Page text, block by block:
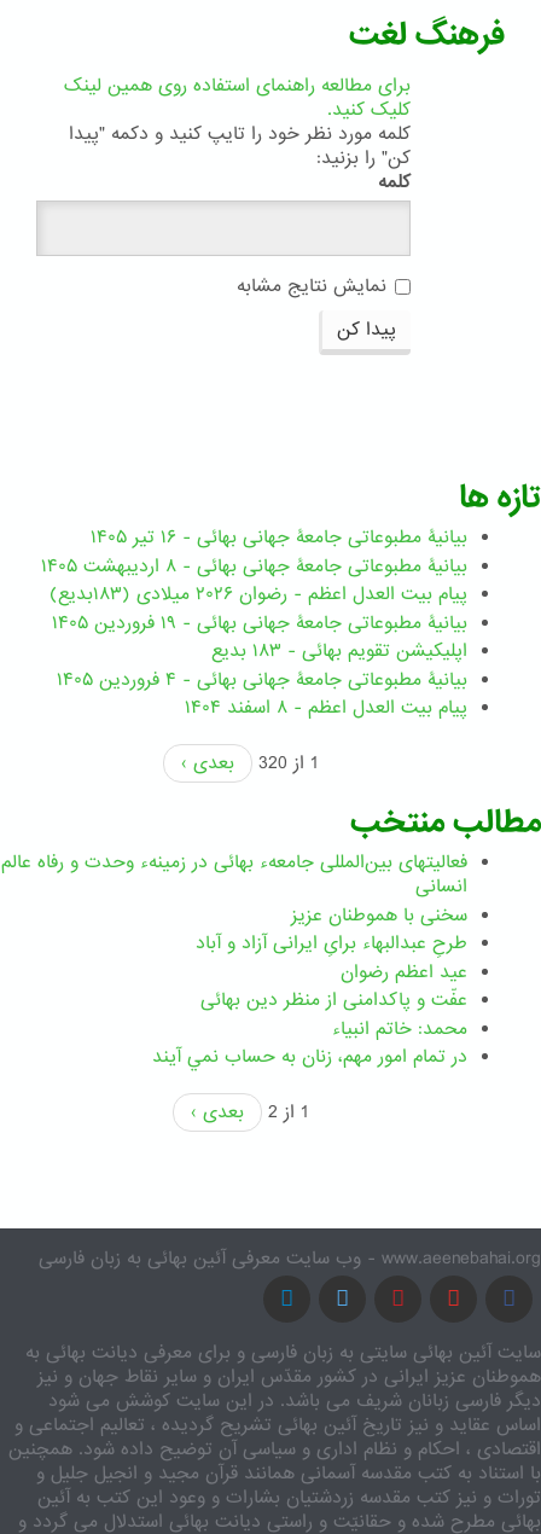
فرهنگ لغت
برای مطالعه راهنمای استفاده روی همین لینک
کلیک کنید.
کلمه مورد نظر خود را تایپ کنید و دکمه "پیدا
کن" را بزنید:
کلمه
نمایش نتایج مشابه
پیدا کن
تازه ها
بیانیۀ مطبوعاتی جامعۀ جهانی بهائی - ۱۶ تیر ۱۴۰۵
بیانیۀ مطبوعاتی جامعۀ جهانی بهائی - ۸ اردیبهشت ۱۴۰۵
پیام بیت العدل اعظم - رضوان ۲۰۲۶ میلادی (۱۸۳بدیع)
بیانیۀ مطبوعاتی جامعۀ جهانی بهائی - ۱۹ فروردین ۱۴۰۵
اپلیکیشن تقویم بهائی - ۱۸۳ بدیع
بیانیۀ مطبوعاتی جامعۀ جهانی بهائی - ۴ فروردین ۱۴۰۵
پیام بیت العدل اعظم - ۸ اسفند ۱۴۰۴
1 از 320
بعدی ›
مطالب منتخب
فعالیتهای بین‌المللی جامعهء بهائی در زمینهء وحدت و رفاه عالم
انسانی
سخنی با هموطنان عزیز
طرحِ عبدالبهاء برایِ ایرانی آزاد و آباد
عید اعظم رضوان
عفّت و پاکدامنی از منظر دین بهائی
محمد: خاتم انبیاء
در تمام امور مهم،‌ زنان به حساب نمي آيند
1 از 2
بعدی ›
www.aeenebahai.org - وب سایت معرفی آئین بهائی به زبان فارسی
سایت آئین بهائی سایتی به زبان فارسی و برای معرفی دیانت بهائی به
هموطنان عزیز ایرانی در کشور مقدّس ایران و سایر نقاط جهان و نیز
دیگر فارسی زبانان شریف می باشد. در این سایت کوشش می شود
اساس عقاید و نیز تاریخ آئین بهائی تشریح گردیده ، تعالیم اجتماعی و
اقتصادی ، احکام و نظام اداری و سیاسی آن توضیح داده شود. همچنین
با استناد به کتب مقدسه آسمانی همانند قرآن مجید و انجیل جلیل و
تورات و نیز کتب مقدسه زردشتیان بشارات و وعود این کتب به آئین
بهائی مطرح شده و حقانیّت و راستی دیانت بهائی استدلال می گردد و